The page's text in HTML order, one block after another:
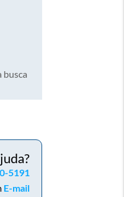
busca
5191
E-mail